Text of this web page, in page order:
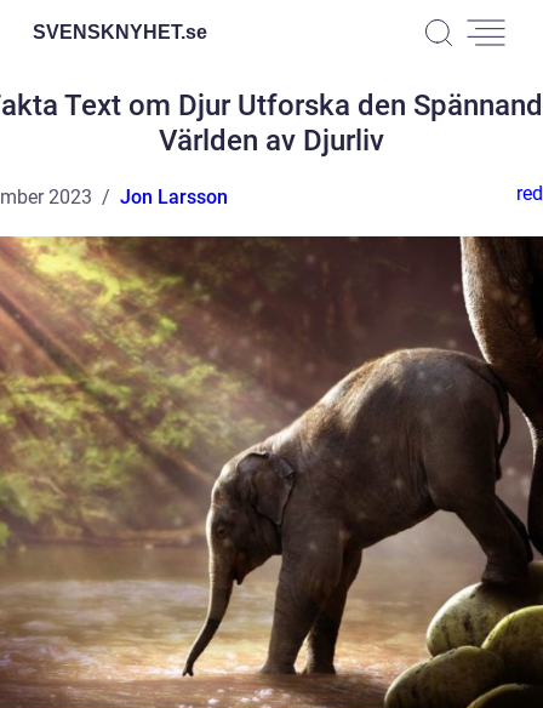
SVENSKNYHET.se
Text om Djur Utforska den
Världen av Djurliv
2023 Jon Larsson